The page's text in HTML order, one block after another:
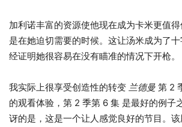
加利诺丰富的资源使他现在成为卡米更值
是在她迫切需要的时候。这让汤米成为了
经证明她很容易在没有瞄准的情况下开枪。
我实际上很享受创造性的转变 兰德曼 第 2
的观看体验，第 2 季第 6 集 是最好的例子
讶的是，这是一个让人感觉良好的节目。